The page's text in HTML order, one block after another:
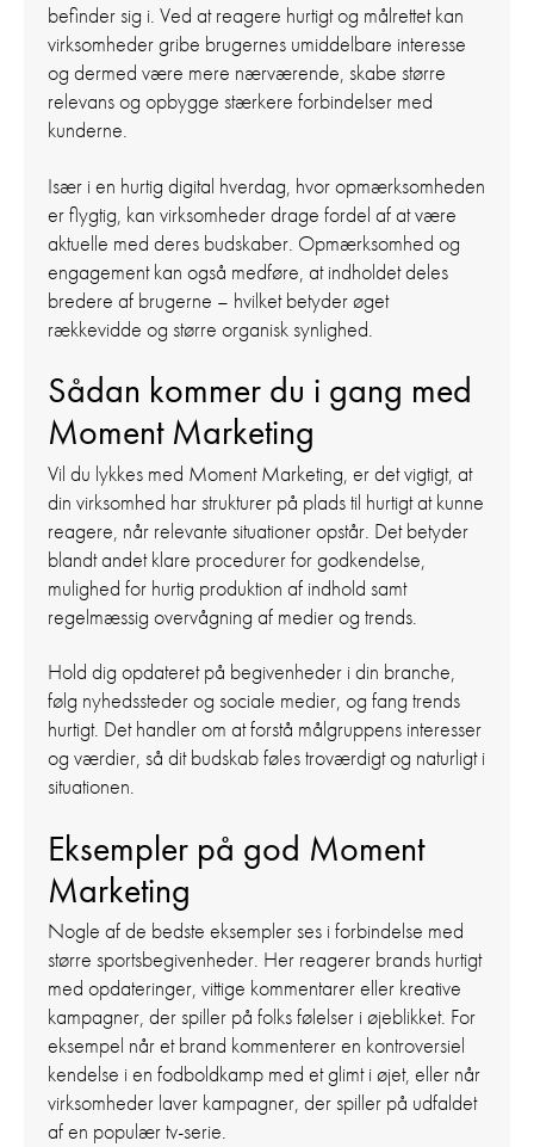
befinder sig i. Ved at reagere hurtigt og målrettet kan
virksomheder gribe brugernes umiddelbare interesse
og dermed være mere nærværende, skabe større
relevans og opbygge stærkere forbindelser med
kunderne.
Især i en hurtig digital hverdag, hvor opmærksomheden
er flygtig, kan virksomheder drage fordel af at være
aktuelle med deres budskaber. Opmærksomhed og
engagement kan også medføre, at indholdet deles
bredere af brugerne – hvilket betyder øget
rækkevidde og større organisk synlighed.
Sådan kommer du i gang med
Moment Marketing
Vil du lykkes med Moment Marketing, er det vigtigt, at
din virksomhed har strukturer på plads til hurtigt at kunne
reagere, når relevante situationer opstår. Det betyder
blandt andet klare procedurer for godkendelse,
mulighed for hurtig produktion af indhold samt
regelmæssig overvågning af medier og trends.
Hold dig opdateret på begivenheder i din branche,
følg nyhedssteder og sociale medier, og fang trends
hurtigt. Det handler om at forstå målgruppens interesser
og værdier, så dit budskab føles troværdigt og naturligt i
situationen.
Eksempler på god Moment
Marketing
Nogle af de bedste eksempler ses i forbindelse med
større sportsbegivenheder. Her reagerer brands hurtigt
med opdateringer, vittige kommentarer eller kreative
kampagner, der spiller på folks følelser i øjeblikket. For
eksempel når et brand kommenterer en kontroversiel
kendelse i en fodboldkamp med et glimt i øjet, eller når
virksomheder laver kampagner, der spiller på udfaldet
af en populær tv-serie.